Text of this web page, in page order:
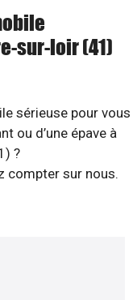
sur-loir (41)
sérieuse pour vous
ou d’une épave à
?
compter sur nous.